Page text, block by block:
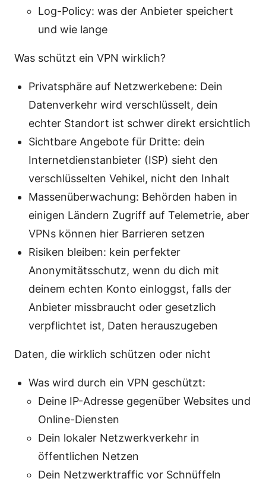
Log-Policy: was der Anbieter speichert
und wie lange
Was schützt ein VPN wirklich?
Privatsphäre auf Netzwerkebene: Dein
Datenverkehr wird verschlüsselt, dein
echter Standort ist schwer direkt ersichtlich
Sichtbare Angebote für Dritte: dein
Internetdienstanbieter (ISP) sieht den
verschlüsselten Vehikel, nicht den Inhalt
Massenüberwachung: Behörden haben in
einigen Ländern Zugriff auf Telemetrie, aber
VPNs können hier Barrieren setzen
Risiken bleiben: kein perfekter
Anonymitätsschutz, wenn du dich mit
deinem echten Konto einloggst, falls der
Anbieter missbraucht oder gesetzlich
verpflichtet ist, Daten herauszugeben
Daten, die wirklich schützen oder nicht
Was wird durch ein VPN geschützt:
Deine IP-Adresse gegenüber Websites und
Online-Diensten
Dein lokaler Netzwerkverkehr in
öffentlichen Netzen
Dein Netzwerktraffic vor Schnüffeln